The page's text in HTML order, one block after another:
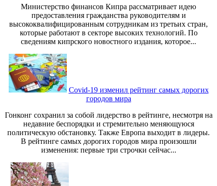
Министерство финансов Кипра рассматривает идею
предоставления гражданства руководителям и
высококвалифицированным сотрудникам из третьих стран,
которые работают в секторе высоких технологий. По
сведениям кипрского новостного издания, которое...
Covid-19 изменил рейтинг самых дорогих
городов мира
Гонконг сохранил за собой лидерство в рейтинге, несмотря на
недавние беспорядки и стремительно меняющуюся
политическую обстановку. Также Европа выходит в лидеры.
В рейтинге самых дорогих городов мира произошли
изменения: первые три строчки сейчас...